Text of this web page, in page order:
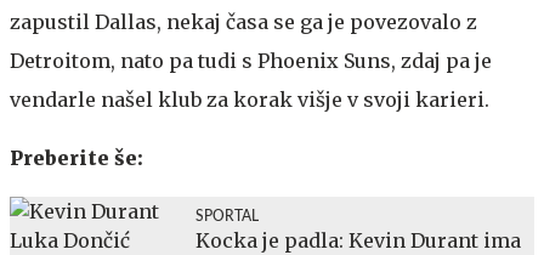
zapustil Dallas, nekaj časa se ga je povezovalo z
Detroitom, nato pa tudi s Phoenix Suns, zdaj pa je
vendarle našel klub za korak višje v svoji karieri.
Preberite še:
SPORTAL
Kocka je padla: Kevin Durant ima